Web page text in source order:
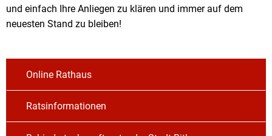
und einfach Ihre Anliegen zu klären und immer auf dem
neuesten Stand zu bleiben!
Online Rathaus
Ratsinformationen